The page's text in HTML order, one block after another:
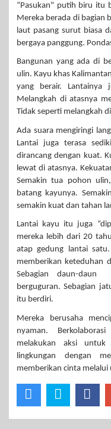
“Pasukan" putih biru itu
Mereka berada di bagian
laut pasang surut biasa
bergaya panggung.
Bangunan yang ada di
ulin. Kayu khas
yang berair.
Melangkah di atasnya
Tidak seperti melangkah
Ada suara mengiringi
Lantai juga terasa
dirancang dengan kuat.
lewat di atasnya.
Semakin tua pohon
batang kayunya.
semakin kuat dan tahan
Lantai kayu itu juga
mereka lebih dari 20
atap gedung lantai
memberikan keteduhan
Sebagian daun-daun
berguguran. Sebagian
itu berdiri.
Mereka berusaha
nyaman.
melakukan aksi
lingkungan dengan
memberikan cinta melalui